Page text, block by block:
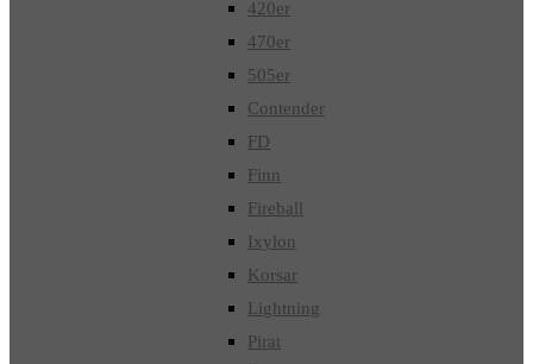
420er
470er
505er
Contender
FD
Finn
Fireball
Ixylon
Korsar
Lightning
Pirat